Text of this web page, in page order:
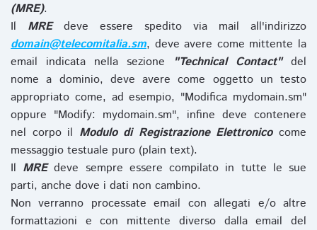
(MRE).
Il MREdeve essere spedito via mail all'indirizzo
domain@telecomitalia.sm, deve avere come mittente la
email indicata nella sezione
"Technical Contact"del
nome a dominio, deve avere come oggetto un testo
appropriato come, ad esempio, "Modifica mydomain.sm"
oppure "Modify: mydomain.sm", infine deve contenere
nel corpo il Modulo di Registrazione Elettronicocome
messaggio testuale puro (plain text).
Il MREdeve sempre essere compilato in tutte le sue
parti, anche dove i dati non cambino.
Non verranno processate email con allegati e/o altre
formattazioni e con mittente diverso dalla email del